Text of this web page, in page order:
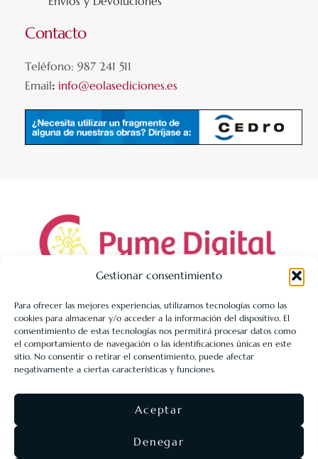
Gestionar consentimiento
Para ofrecer las mejores experiencias, utilizamos tecnologías como las
cookies para almacenar y/o acceder a la información del dispositivo. El
consentimiento de estas tecnologías nos permitirá procesar datos como
el comportamiento de navegación o las identificaciones únicas en este
sitio. No consentir o retirar el consentimiento, puede afectar
negativamente a ciertas características y funciones.
Aceptar
Denegar
Contacto
Teléfono: 987 241 511
Email: info@eolasediciones.es
LIBRERÍA UNIVERSITARIA LEÓN 1980 SLL ha sido beneficiaria
de Fondos Europeos, cuyo objetivo es la mejora de la
competitividad de las PYMES, y gracias al cual ha puesto en
marcha un Plan de Acción con el objetivo de reforzar la
digitalización y la competitividad de las pymes durante el año
2025. Para ello ha contado con el apoyo del Programa Pyme
Digital de la Cámara de Comercio de León.